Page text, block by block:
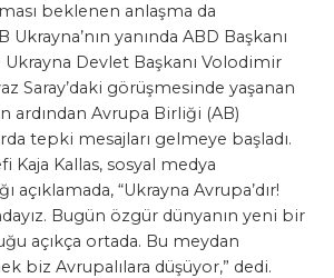
beklenen anlaşma da
yanında ABD Başkanı
Devlet Başkanı Volodimir
Saray’daki görüşmesinde yaşanan
ardından Avrupa Birliği (AB)
tepki mesajları gelmeye başladı.
Kaja Kallas, sosyal medya
açıklamada, “Ukrayna Avrupa’dır!
Bugün özgür dünyanın yeni bir
açıkça ortada. Bu meydan
biz Avrupalılara düşüyor,” dedi.